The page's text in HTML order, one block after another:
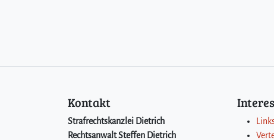
Kontakt
Strafrechtskanzlei Dietrich
Rechtsanwalt Steffen Dietrich